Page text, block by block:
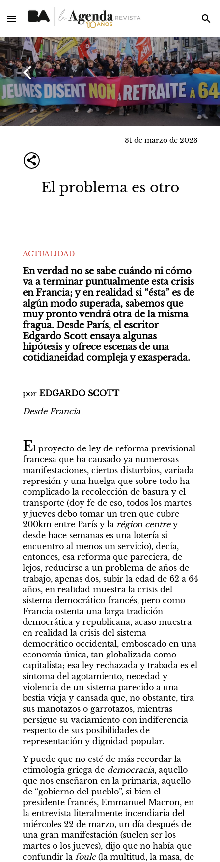
31 de marzo de 2023
El problema es otro
ACTUALIDAD
En verdad no se sabe cuándo ni cómo
va a terminar puntualmente esta crisis
en Francia; y en realidad si “ésta” es de
algún modo superada, sabemos que
muy pronto vendrá otra de la misma
fragua. Desde París, el escritor
Edgardo Scott ensaya algunas
hipótesis y ofrece escenas de una
cotidianeidad compleja y exasperada.
por EDGARDO SCOTT
Desde Francia
El proyecto de ley de reforma previsional
francesa que ha causado ya numerosas
manifestaciones, ciertos disturbios, variada
represión y una huelga que sobre todo ha
complicado la recolección de basura y el
transporte (doy fe de eso, todos los martes
y jueves debo tomar un tren que cubre
200km entre París y la région centre y
desde hace semanas es una lotería si
encuentro al menos un servicio), decía,
entonces, esa reforma que pareciera, de
lejos, reducirse a un problema de años de
trabajo, apenas dos, subir la edad de 62 a 64
años, en realidad muestra la crisis del
sistema democrático francés, pero como
Francia ostenta una larga tradición
democrática y republicana, acaso muestra
en realidad la crisis del sistema
democrático occidental, emboscado en una
economía única, tan globalizada como
capitalista; esa ley rechazada y trabada es el
síntoma del agotamiento, necedad y
violencia de un sistema parecido a una
bestia vieja y cansada que, no obstante, tira
sus manotazos o garrotazos, mientras
persigue su vaciamiento con indiferencia
respecto de sus posibilidades de
representación y dignidad popular.
Y puede que no esté de más recordar la
etimología griega de democracia, aquello
que nos enseñaron en la primaria, aquello
de “gobierno del pueblo”, si bien el
presidente francés, Emmanuel Macron, en
la entrevista literalmente incendiaria del
miércoles 22 de marzo, un día después de
una gran manifestación (suelen ser los
martes o los jueves), dijo que no había que
confundir la foule (la multitud, la masa, de